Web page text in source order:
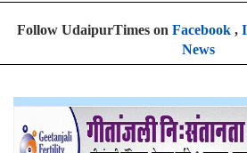
Follow UdaipurTimes on Facebook,
News